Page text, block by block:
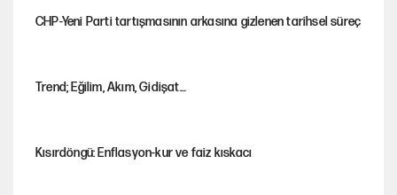
CHP-Yeni Parti tartışmasının arkasına gizlenen tarihsel süreç
Trend; Eğilim, Akım, Gidişat…
Kısırdöngü: Enflasyon-kur ve faiz kıskacı